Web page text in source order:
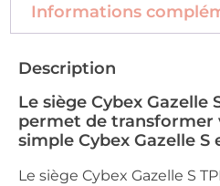
Informations
Description
Le siège Cybex Gazelle
permet de transformer
simple Cybex Gazelle
Le siège Cybex Gazelle S